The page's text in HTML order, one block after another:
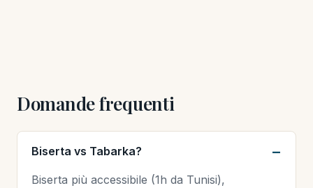
Domande frequenti
Biserta vs Tabarka?
Biserta più accessibile (1h da Tunisi),